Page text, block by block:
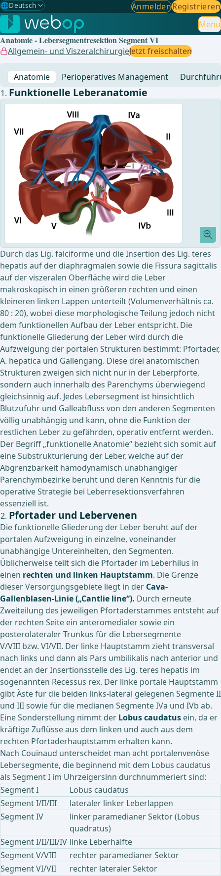
🌐Deutsch
Gewählte Sprache: Deutsch
🇩🇪 Deutsch ✓
🇬🇧English
🇧🇷 Brasilianisch
AnmeldenRegistrieren
Menu
Anatomie - Lebersegmentresektion Segment VI
Allgemein- und ViszeralchirurgieJetzt freischalten
Anatomie Perioperatives Management
Funktionelle Leberanatomie
Durch das Lig. falciforme und die Insertion des Lig. teres
hepatis auf der diaphragmalen sowie die Fissura sagittalis
auf der viszeralen Oberfläche wird die Leber
makroskopisch in einen größeren rechten und einen
kleineren linken Lappen unterteilt (Volumenverhältnis ca.
80 : 20), wobei diese morphologische Teilung jedoch nicht
dem funktionellen Aufbau der Leber entspricht. Die
funktionelle Gliederung der Leber wird durch die
Aufzweigung der portalen Strukturen bestimmt: Pfortader,
A. hepatica und Gallengang. Diese drei anatomischen
Strukturen zweigen sich nicht nur in der Leberpforte,
sondern auch innerhalb des Parenchyms überwiegend
gleichsinnig auf. Jedes Lebersegment ist hinsichtlich
Blutzufuhr und Galleabfluss von den anderen Segmenten
völlig unabhängig und kann, ohne die Funktion der
restlichen Leber zu gefährden, operativ entfernt werden.
Der Begriff „funktionelle Anatomie“ bezieht sich somit auf
eine Substrukturierung der Leber, welche auf der
Abgrenzbarkeit hämodynamisch unabhängiger
Parenchymbezirke beruht und deren Kenntnis für die
operative Strategie bei Leberresektionsverfahren
essenziell ist.
Pfortader und Lebervenen
Die funktionelle Gliederung der Leber beruht auf der
portalen Aufzweigung in einzelne, voneinander
unabhängige Untereinheiten, den Segmenten.
Üblicherweise teilt sich die Pfortader im Leberhilus in
einen rechten und linken Hauptstamm. Die Grenze
dieser Versorgungsgebiete liegt in der Cava-
Gallenblasen-Linie („Cantlie line“). Durch erneute
Zweiteilung des jeweiligen Pfortaderstammes entsteht auf
der rechten Seite ein anteromedialer sowie ein
posterolateraler Trunkus für die Lebersegmente
V/VIII bzw. VI/VII. Der linke Hauptstamm zieht transversal
nach links und dann als Pars umbilikalis nach anterior und
endet an der Insertionsstelle des Lig. teres hepatis im
sogenannten Recessus rex. Der linke portale Hauptstamm
gibt Äste für die beiden links-lateral gelegenen Segmente II
und III sowie für die medianen Segmente IVa und IVb ab.
Eine Sonderstellung nimmt der Lobus caudatus ein, da er
kräftige Zuflüsse aus dem linken und auch aus dem
rechten Pfortaderhauptstamm erhalten kann.
Nach Couinaud unterscheidet man acht portalenvenöse
Lebersegmente, die beginnend mit dem Lobus caudatus
als Segment I im Uhrzeigersinn durchnummeriert sind:
Segment I
Lobus caudatus
Segment I/II/III
lateraler linker Leberlappen
Segment IV
linker paramedianer Sektor (Lobus
quadratus)
Segment I/II/III/IV linke Leberhälfte
Segment V/VIII
rechter paramedianer Sektor
Segment VI/VII
rechter lateraler Sektor